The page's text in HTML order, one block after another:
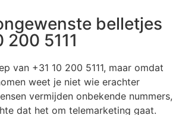
belletjes
200 5111
van +31 10 200 5111, maar omdat
weet je niet wie erachter
vermijden onbekende nummers,
dat het om telemarketing gaat.